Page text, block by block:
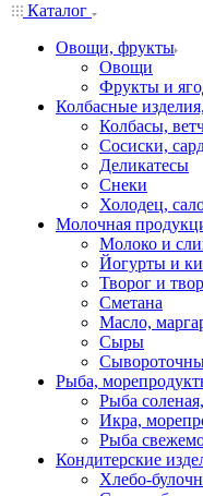
Каталог
Овощи, фрукты
Овощи
Фрукты и
Колбасные
Колбасы,
Сосиски,
Деликатесы
Снеки
Холодец,
Молочная
Молоко и
Йогурты и
Творог и
Сметана
Масло,
Сыры
Рыба,
Рыба
Икра,
Рыба
Кондитерские
Хлебо-